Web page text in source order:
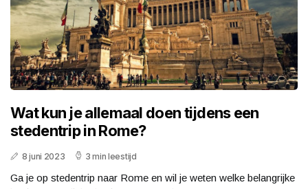
Wat kun je allemaal doen tijdens een
stedentrip in Rome?
8 juni 2023 3 min leestijd
Ga je op stedentrip naar Rome en wil je weten welke belangrijke